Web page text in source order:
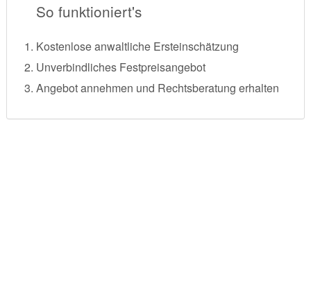
So funktioniert's
Kostenlose anwaltliche Ersteinschätzung
Unverbindliches Festpreisangebot
Angebot annehmen und Rechtsberatung erhalten